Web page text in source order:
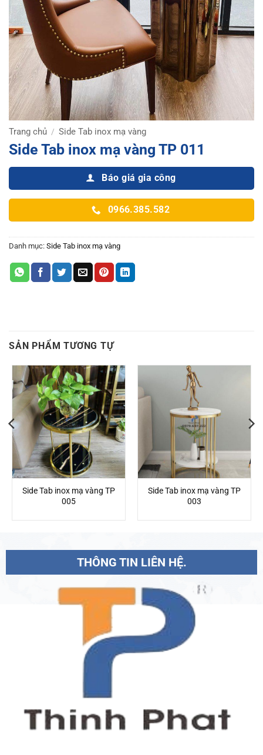
Trang chủ / Side Tab inox mạ vàng
Side Tab inox mạ vàng TP 011
Báo giá gia công
0966.385.582
Danh mục: Side Tab inox mạ vàng
SẢN PHẨM TƯƠNG TỰ
Side Tab inox mạ vàng TP
005
Side Tab inox mạ vàng TP
003
THÔNG TIN LIÊN HỆ.